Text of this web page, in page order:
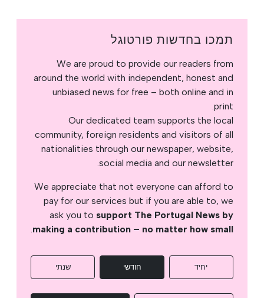
תמכו בחדשות פורטוגל
We are proud to provide our readers from
around the world with independent, honest and
unbiased news for free – both online and in
print.
Our dedicated team supports the local
community, foreign residents and visitors of all
nationalities through our newspaper, website,
social media and our newsletter.
We appreciate that not everyone can afford to
pay for our services but if you are able to, we
ask you to support The Portugal News by
making a contribution – no matter how small
.
יחיד חודשי שנתי